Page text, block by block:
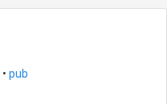
• pub